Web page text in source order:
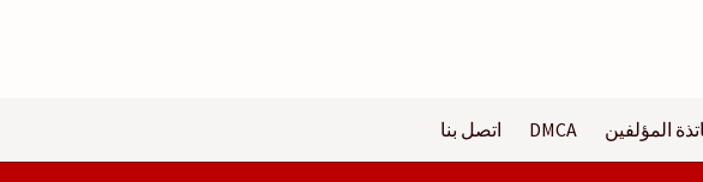
المؤلفين DMCA اتصل بنا